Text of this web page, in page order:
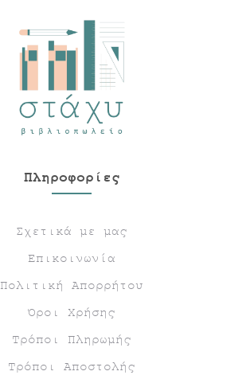
Πληροφορίες
Σχετικά με μας
Επικοινωνία
Πολιτική Απορρήτου
Όροι Χρήσης
Τρόποι Πληρωμής
Τρόποι Αποστολής